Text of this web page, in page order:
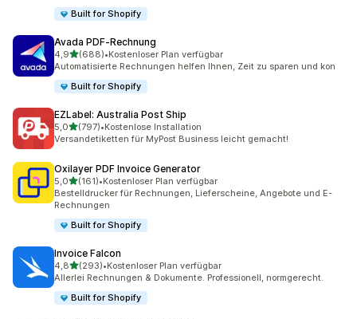
Built for Shopify
Avada PDF‑Rechnung
4,9von 5 Sternen
(688)
688 Rezensionen insgesamt
•Kostenloser Plan verfügbar
Automatisierte Rechnungen helfen Ihnen, Zeit zu sparen und kon
Built for Shopify
EZLabel: Australia Post Ship
5,0von 5 Sternen
(797)
797 Rezensionen insgesamt
•Kostenlose Installation
Versandetiketten für MyPost Business leicht gemacht!
Oxilayer PDF Invoice Generator
5,0von 5 Sternen
(161)
161 Rezensionen insgesamt
•Kostenloser Plan verfügbar
Bestelldrucker für Rechnungen, Lieferscheine, Angebote und E-
Rechnungen
Built for Shopify
Invoice Falcon
4,8von 5 Sternen
(293)
293 Rezensionen insgesamt
•Kostenloser Plan verfügbar
Allerlei Rechnungen & Dokumente. Professionell, normgerecht.
Built for Shopify